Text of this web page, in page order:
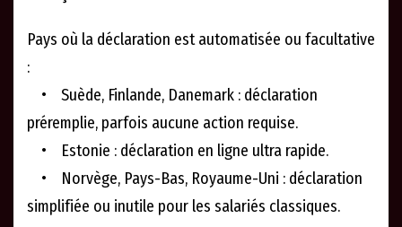
Pays où la déclaration est automatisée ou facultative
:
• Suède, Finlande, Danemark : déclaration
préremplie, parfois aucune action requise.
• Estonie : déclaration en ligne ultra rapide.
• Norvège, Pays-Bas, Royaume-Uni : déclaration
simplifiée ou inutile pour les salariés classiques.